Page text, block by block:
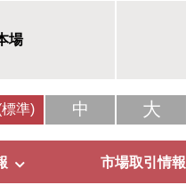
場
準) 中 大
市場取引情報